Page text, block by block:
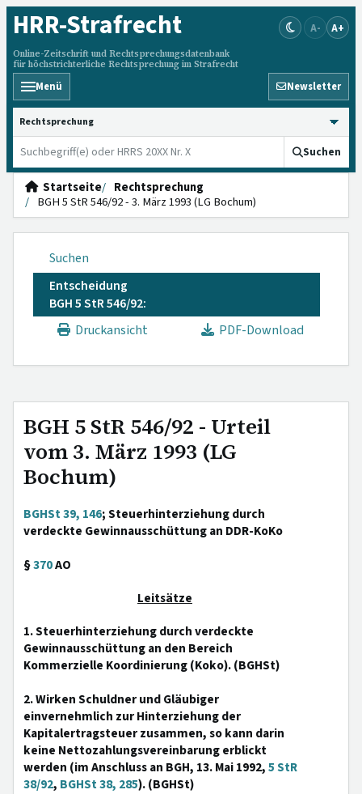
HRR-Strafrecht
Online-Zeitschrift und Rechtsprechungsdatenbank
für höchstrichterliche Rechtsprechung im Strafrecht
A- A+
Menü Newsletter
HRRS durchsuchen
Suchen
Startseite
Rechtsprechung
BGH 5 StR 546/92 - 3. März 1993 (LG Bochum)
Suchen
Entscheidung
BGH 5 StR 546/92:
Druckansicht
PDF-Download
BGH 5 StR 546/92 - Urteil
vom 3. März 1993 (LG
Bochum)
BGHSt 39, 146; Steuerhinterziehung durch
verdeckte Gewinnausschüttung an DDR-KoKo
§370AO
Leitsätze
1. Steuerhinterziehung durch verdeckte
Gewinnausschüttung an den Bereich
Kommerzielle Koordinierung (Koko). (BGHSt)
2. Wirken Schuldner und Gläubiger
einvernehmlich zur Hinterziehung der
Kapitalertragsteuer zusammen, so kann darin
keine Nettozahlungsvereinbarung erblickt
werden (im Anschluss an BGH, 13. Mai 1992,5 StR
38/92, BGHSt 38, 285). (BGHSt)